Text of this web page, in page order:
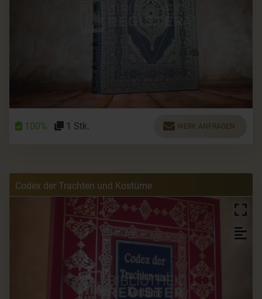
100% 1 Stk. WERK ANFRAGEN
Codex der Trachten und Kostüme